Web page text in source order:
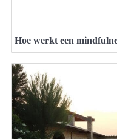
Hoe werkt een